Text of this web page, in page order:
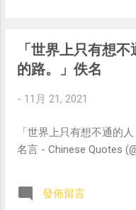
「世界上只有想
的路。」佚名
- 11月 21, 2021
「世界上只有想不通的
名言 - Chinese Quotes
發佈留言